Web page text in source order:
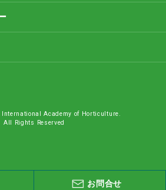
Academy of Horticulture.
All Rights Reserved
お問合せ